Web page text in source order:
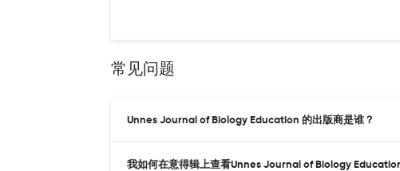
常见问题
Unnes Journal of Biology Education 的出版商是谁？
我如何在意得辑上查看Unnes Journal of Biology